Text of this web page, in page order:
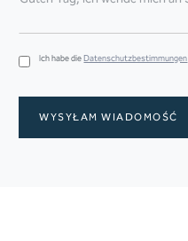
Ich habe dieDatenschutzbestimmungen